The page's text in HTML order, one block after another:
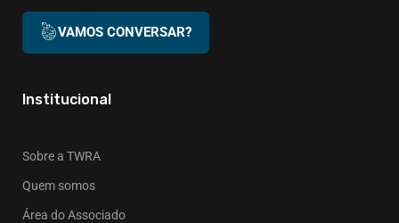
VAMOS CONVERSAR?
Institucional
Sobre a TWRA
Quem somos
Área do Associado